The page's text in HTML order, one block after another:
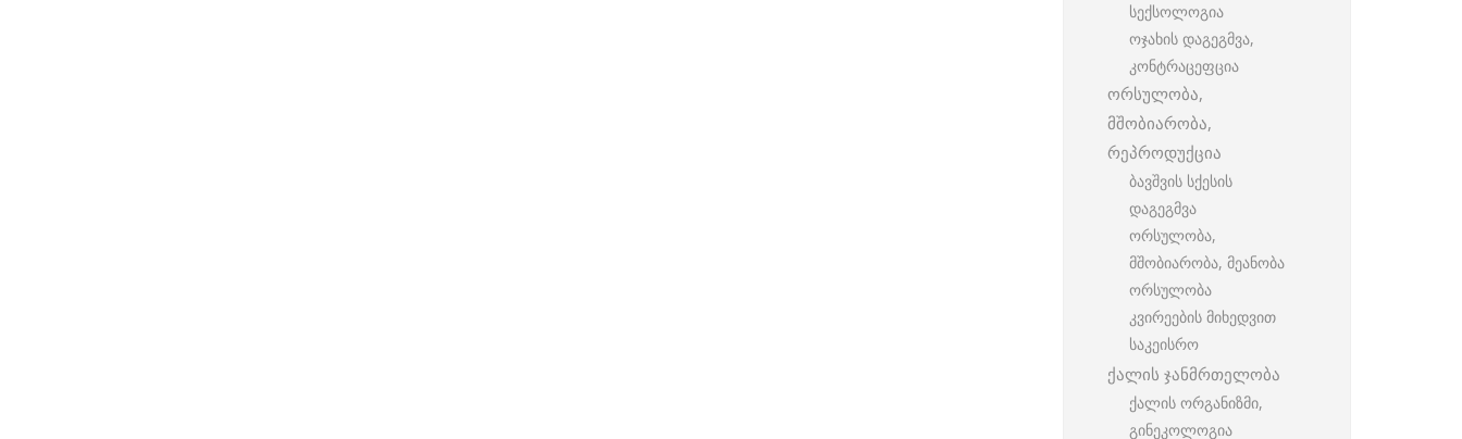
სექსოლოგია
ოჯახის დაგეგმვა,
კონტრაცეფცია
ორსულობა,
მშობიარობა,
რეპროდუქცია
ბავშვის სქესის
დაგეგმვა
ორსულობა,
მშობიარობა, მეანობა
ორსულობა
კვირეების მიხედვით
საკეისრო
ქალის ჯანმრთელობა
ქალის ორგანიზმი,
გინეკოლოგია